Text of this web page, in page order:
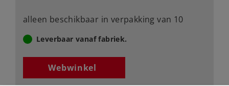
alleen beschikbaar in verpakking van 10
Leverbaar vanaf fabriek.
Webwinkel